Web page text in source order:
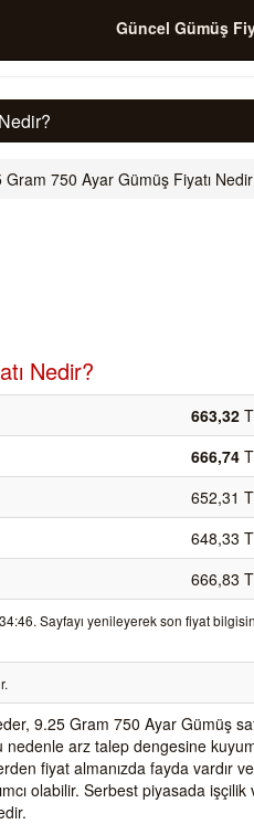
Güncel Gümüş
Gram 750 Ayar Gümüş Fiyatı
Nedir?
663,32
666,74
652,31
648,33
666,83
Sayfayı yenileyerek son fiyat
9.25 Gram 750 Ayar Gümüş
nedenle arz talep dengesine
fiyat almanızda fayda vardır ve
olabilir. Serbest piyasada işçilik